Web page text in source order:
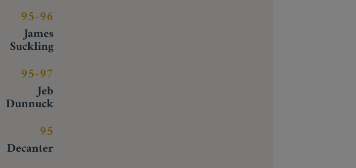
95-96
James
Suckling
95-97
Jeb
Dunnuck
95
Decanter